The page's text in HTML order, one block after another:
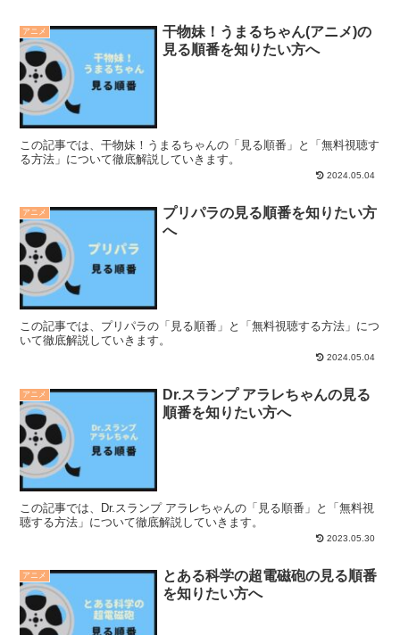
アニメ
干物妹！うまるちゃん(アニメ)の
見る順番を知りたい方へ
この記事では、干物妹！うまるちゃんの「見る順番」と「無料視聴す
る方法」について徹底解説していきます。
2024.05.04
アニメ
プリパラの見る順番を知りたい方
へ
この記事では、プリパラの「見る順番」と「無料視聴する方法」につ
いて徹底解説していきます。
2024.05.04
アニメ
Dr.スランプ アラレちゃんの見る
順番を知りたい方へ
この記事では、Dr.スランプ アラレちゃんの「見る順番」と「無料視
聴する方法」について徹底解説していきます。
2023.05.30
アニメ
とある科学の超電磁砲の見る順番
を知りたい方へ